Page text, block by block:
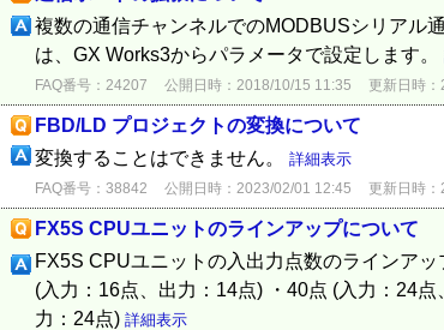
複数の通信チャンネルでのMODBUSシリアル
は、GX Works3からパラメータで設定します。
FAQ番号：24207 公開日時：2018/10/15 11:35 更新日時
FBD/LD プロジェクトの変換について
変換することはできません。 詳細表示
FAQ番号：38842 公開日時：2023/02/01 12:45 更新日時
FX5S CPUユニットのラインアップについて
FX5S CPUユニットの入出力点数のラインア
(入力：16点、出力：14点) ・40点 (入力：24
力：24点) 詳細表示